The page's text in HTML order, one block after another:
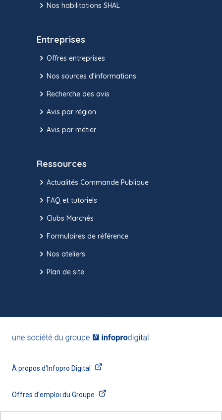
Nos habilitations SHAL
Entreprises
Offres entreprises
Nos sources d'informations
Recherche des avis
Avis par région
Avis par métier
Ressources
Actualités Commande Publique
FAQ et tutoriels
Clubs Marchés
Formulaires de référence
Nos ateliers
Plan de site